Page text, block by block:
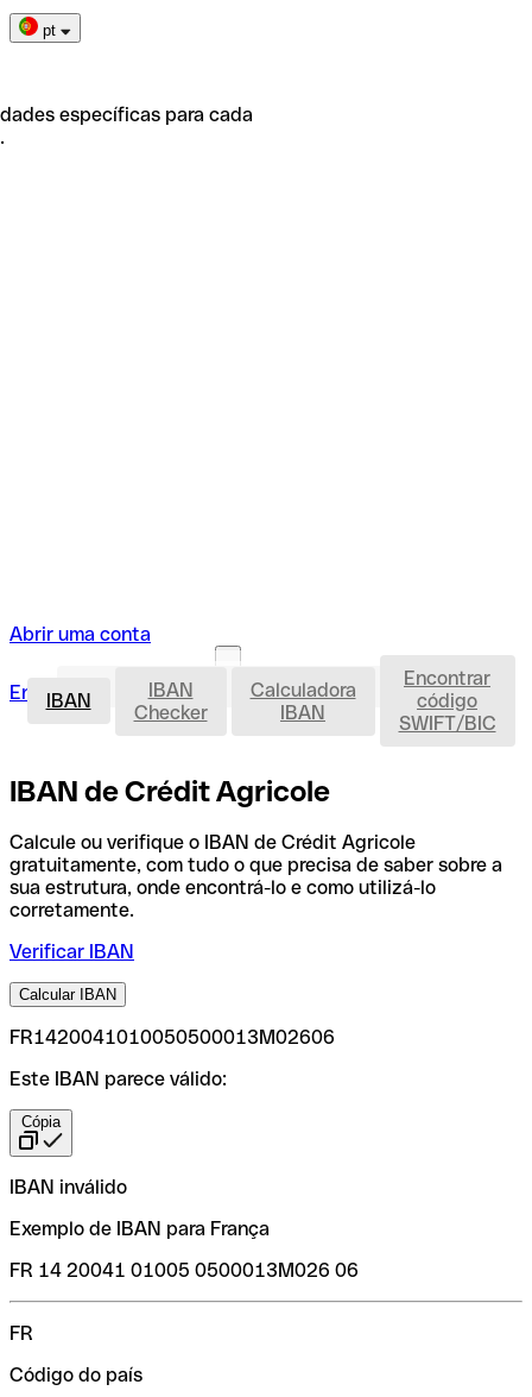
pt
específicas para cada
Abrir uma conta
Entrar Abrir uma conta IBAN
IBAN
IBAN
Checker
Calculadora
IBAN
Encontrar
código
SWIFT/BIC
IBAN de Crédit Agricole
Calcule ou verifique o IBAN de Crédit Agricole
gratuitamente, com tudo o que precisa de saber sobre a
sua estrutura, onde encontrá-lo e como utilizá-lo
corretamente.
Verificar IBAN
Calcular IBAN
FR1420041010050500013M02606
Este IBAN parece válido:
Cópia
IBAN inválido
Exemplo de IBAN para França
FR 14 20041 01005 0500013M026 06
FR
Código do país